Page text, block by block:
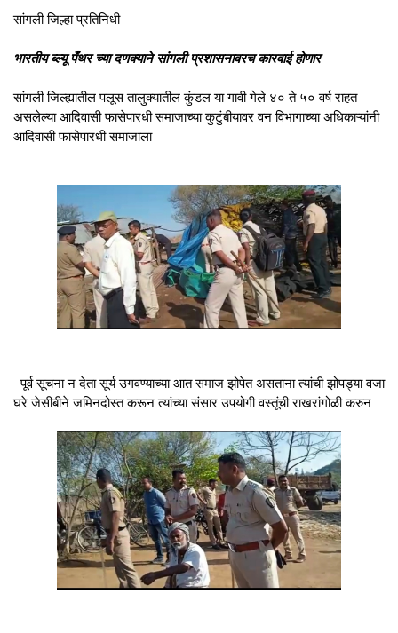
सांगली जिल्हा प्रतिनिधी
भारतीय ब्ल्यू पँथर च्या दणक्याने सांगली प्रशासनावरच कारवाई होणार
सांगली जिल्ह्यातील पलूस तालुक्यातील कुंडल या गावी गेले ४० ते ५० वर्ष राहत
असलेल्या आदिवासी फासेपारधी समाजाच्या कुटुंबीयावर वन विभागाच्या अधिकाऱ्यांनी
आदिवासी फासेपारधी समाजाला
पूर्व सूचना न देता सूर्य उगवण्याच्या आत समाज झोपेत असताना त्यांची झोपड्या वजा
घरे जेसीबीने जमिनदोस्त करून त्यांच्या संसार उपयोगी वस्तूंची राखरांगोळी करुन